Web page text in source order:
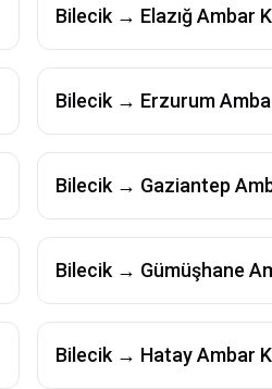
Bilecik → ElazığAmbar
Bilecik → Erzurum
Bilecik → Gaziantep
Bilecik → Gümüşhane
Bilecik → HatayAmbar